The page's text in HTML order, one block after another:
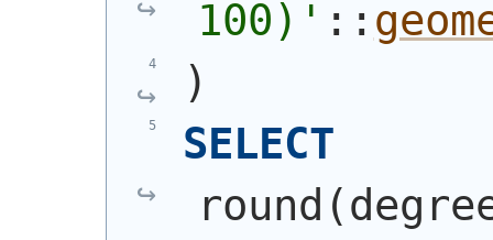
100) ' ::
)
SELECT
round (